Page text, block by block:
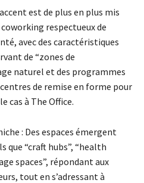
est de plus en plus mis
respectueux de
avec des caractéristiques
de “zones de
naturel et des programmes
de remise en forme pour
cas à The Office.
: Des espaces émergent
que “craft hubs”, “health
spaces”, répondant aux
tout en s’adressant à